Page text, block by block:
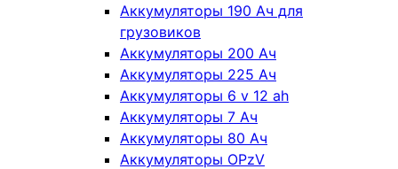
Аккумуляторы 190 Ач для
грузовиков
Аккумуляторы 200 Ач
Аккумуляторы 225 Ач
Аккумуляторы 6 v 12 ah
Аккумуляторы 7 Ач
Аккумуляторы 80 Ач
Аккумуляторы OPzV